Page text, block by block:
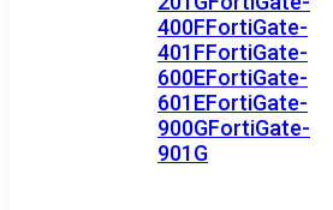
400FFortiGate-
401FFortiGate-
600EFortiGate-
601EFortiGate-
900GFortiGate-
901G